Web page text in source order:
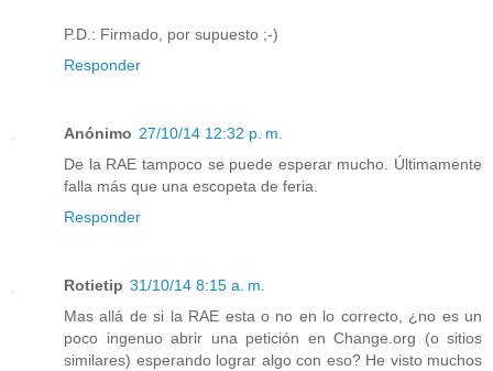
P.D.: Firmado, por supuesto ;-)
Responder
Anónimo 27/10/14 12:32 p. m.
De la RAE tampoco se puede esperar mucho. Últimamente
falla más que una escopeta de feria.
Responder
Rotietip 31/10/14 8:15 a. m.
Mas allá de si la RAE esta o no en lo correcto, ¿no es un
poco ingenuo abrir una petición en Change.org (o sitios
similares) esperando lograr algo con eso? He visto muchos